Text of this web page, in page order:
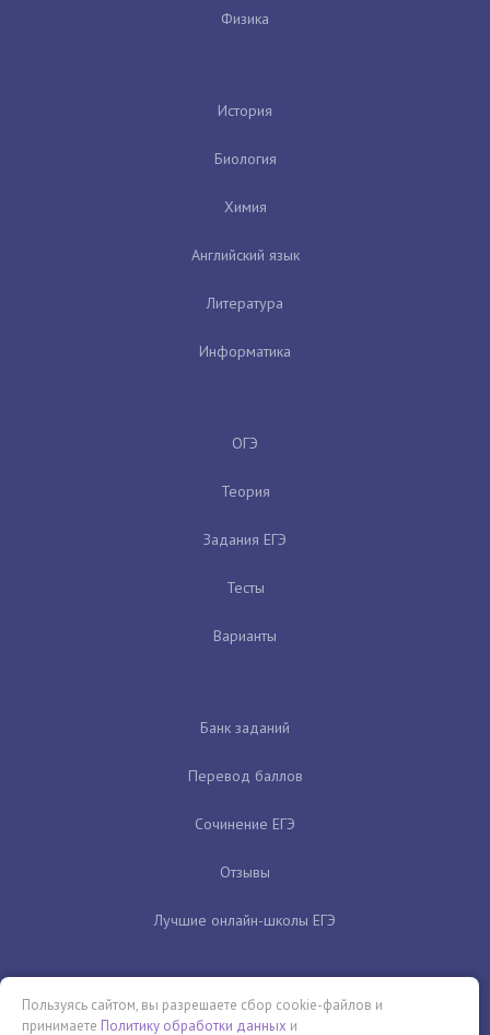
Физика
История
Биология
Химия
Английский язык
Литература
Информатика
ОГЭ
Теория
Задания ЕГЭ
Тесты
Варианты
Банк заданий
Перевод баллов
Сочинение ЕГЭ
Отзывы
Лучшие онлайн-школы ЕГЭ
Пользуясь сайтом, вы разрешаете сбор cookie-файлов и
принимаете Политику обработки данных и